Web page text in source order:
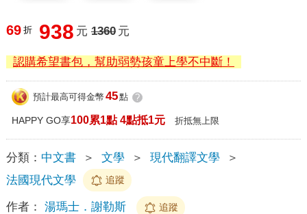
69 折 938 元 1360 元
認購希望書包，幫助弱勢孩童上學不中斷！
預計最高可得金幣 45點 ?
HAPPY GO享100累1點 4點抵1元 折抵無上限
分類： 中文書 ＞ 文學 ＞ 現代翻譯文學
＞
法國現代文學
追蹤
作者： 湯瑪士．謝勒斯 追蹤